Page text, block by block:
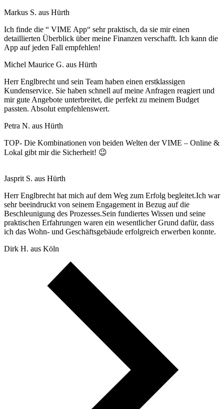
Markus S. aus Hürth
Ich finde die “ VIME App“ sehr praktisch, da sie mir einen
detaillierten Überblick über meine Finanzen verschafft. Ich kann die
App auf jeden Fall empfehlen!
Michel Maurice G. aus Hürth
Herr Englbrecht und sein Team haben einen erstklassigen
Kundenservice. Sie haben schnell auf meine Anfragen reagiert und
mir gute Angebote unterbreitet, die perfekt zu meinem Budget
passten. Absolut empfehlenswert.
Petra N. aus Hürth
TOP- Die Kombinationen von beiden Welten der VIME – Online &
Lokal gibt mir die Sicherheit! 😉
Jasprit S. aus Hürth
Herr Englbrecht hat mich auf dem Weg zum Erfolg begleitet.Ich war
sehr beeindruckt von seinem Engagement in Bezug auf die
Beschleunigung des Prozesses.Sein fundiertes Wissen und seine
praktischen Erfahrungen waren ein wesentlicher Grund dafür, dass
ich das Wohn- und Geschäftsgebäude erfolgreich erwerben konnte.
Dirk H. aus Köln